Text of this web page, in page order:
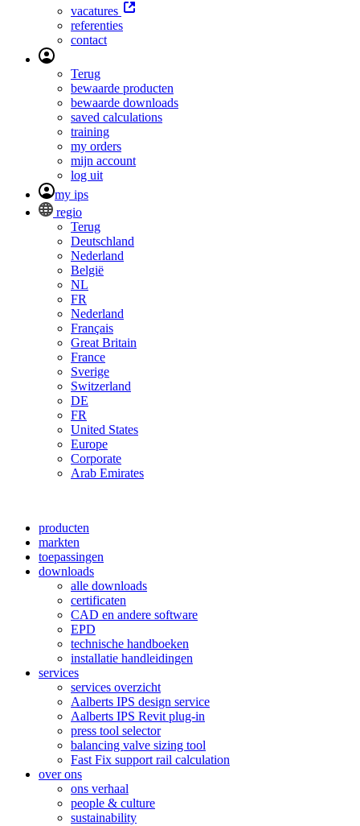
vacatures
referenties
contact
Terug
bewaarde producten
bewaarde downloads
saved calculations
training
my orders
mijn account
log uit
my ips
regio
Terug
Deutschland
Nederland
België
NL
FR
Nederland
Français
Great Britain
France
Sverige
Switzerland
DE
FR
United States
Europe
Corporate
Arab Emirates
producten
markten
toepassingen
downloads
alle downloads
certificaten
CAD en andere software
EPD
technische handboeken
installatie handleidingen
services
services overzicht
Aalberts IPS design service
Aalberts IPS Revit plug-in
press tool selector
balancing valve sizing tool
Fast Fix support rail calculation
over ons
ons verhaal
people & culture
sustainability